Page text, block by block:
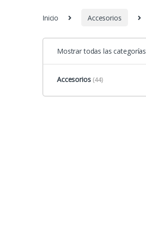
Inicio Accesorios
Mostrar todas las categorías
Accesorios (44)